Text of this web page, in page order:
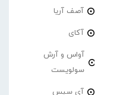
آصف آریا
آکای
آواس و آرش
سولویست
آی سیس